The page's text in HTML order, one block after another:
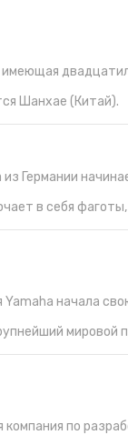
имеющая
Шанхае (Китай).
из Германии
в себя
начала
компания по